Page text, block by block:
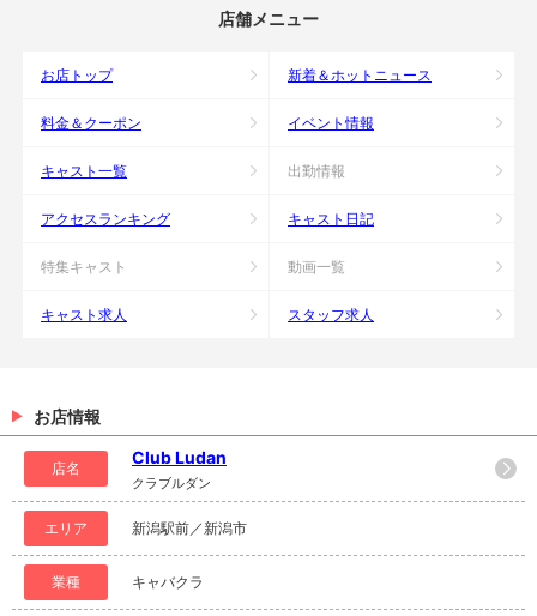
店舗メニュー
お店トップ 新着＆ホットニュース
料金＆クーポン イベント情報
キャスト一覧 出勤情報
アクセスランキング キャスト日記
特集キャスト 動画一覧
キャスト求人 スタッフ求人
お店情報
店名
Club Ludan
クラブルダン
エリア 新潟駅前／新潟市
業種 キャバクラ